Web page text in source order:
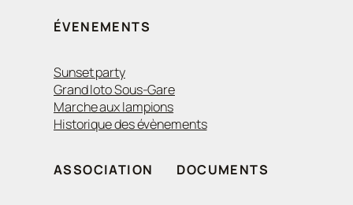
ÉVENEMENTS
Sunset party
Grand loto Sous-Gare
Marche aux lampions
Historique des évènements
ASSOCIATION DOCUMENTS